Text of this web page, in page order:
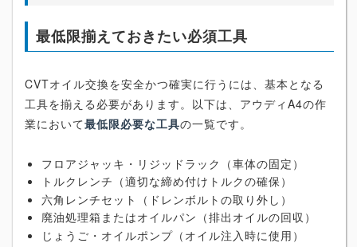
最低限揃えておきたい必須工具
CVTオイル交換を安全かつ確実に行うには、基本となる
工具を揃える必要があります。以下は、アウディA4の作
業において最低限必要な工具の一覧です。
フロアジャッキ・リジッドラック（車体の固定）
トルクレンチ（適切な締め付けトルクの確保）
六角レンチセット（ドレンボルトの取り外し）
廃油処理箱またはオイルパン（排出オイルの回収）
じょうご・オイルポンプ（オイル注入時に使用）